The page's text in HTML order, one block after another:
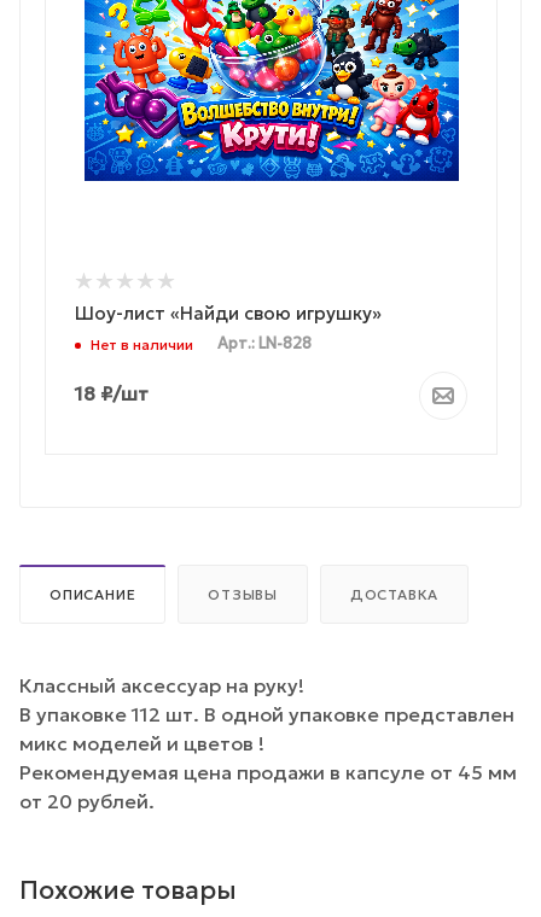
Шоу-лист «Найди свою игрушку»
Нет в наличии Арт.: LN-828
18 ₽/шт
ОПИСАНИЕ ОТЗЫВЫ ДОСТАВКА
Классный аксессуар на руку!
В упаковке 112 шт. В одной упаковке представлен
микс моделей и цветов !
Рекомендуемая цена продажи в капсуле от 45 мм
от 20 рублей.
Похожие товары